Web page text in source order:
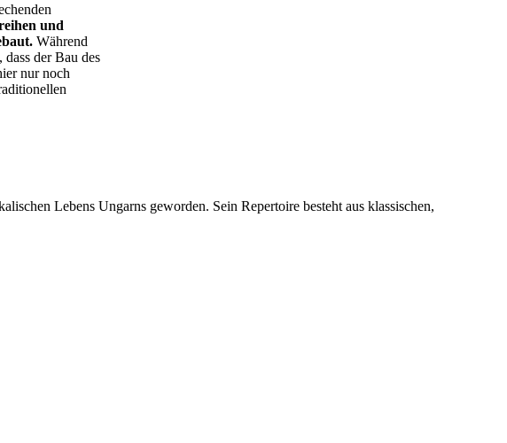
und
Während
der Bau des
nur noch
Lebens Ungarns geworden. Sein Repertoire besteht aus klassischen,